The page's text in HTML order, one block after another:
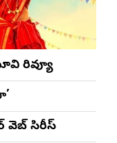
రివ్యూ
వెబ్ సిరీస్